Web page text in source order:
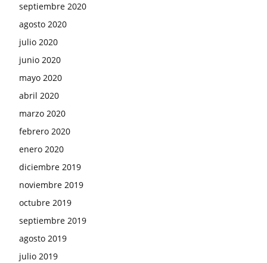
septiembre 2020
agosto 2020
julio 2020
junio 2020
mayo 2020
abril 2020
marzo 2020
febrero 2020
enero 2020
diciembre 2019
noviembre 2019
octubre 2019
septiembre 2019
agosto 2019
julio 2019